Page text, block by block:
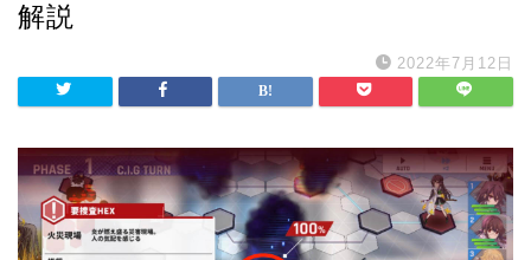
解説
2022年7月12日